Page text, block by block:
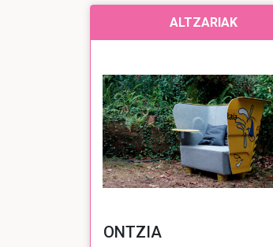
ALTZARIAK
ONTZIA